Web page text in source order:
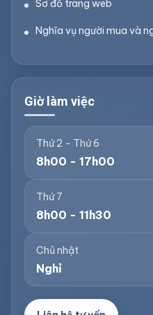
Sơ đồ trang web
Nghĩa vụ người mua và
Giờ làm việc
Thứ 2 - Thứ 6
8h00 - 17h00
Thứ 7
8h00 - 11h30
Chủ nhật
Nghỉ